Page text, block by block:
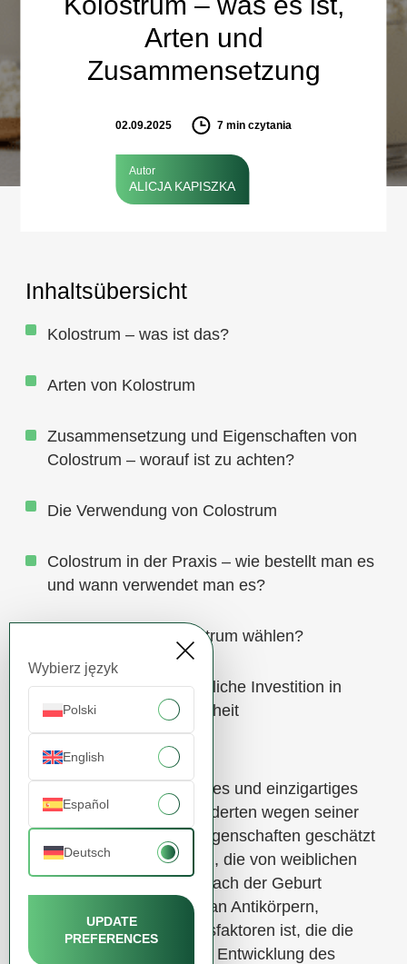
Wybierz język
Polski
English
Español
Deutsch
UPDATE
PREFERENCES
Arten und
Zusammensetzung
Autor
ALICJA KAPISZKA
02.09.2025 7 min czytania
Inhaltsübersicht
Kolostrum – was ist das?
Arten von Kolostrum
Zusammensetzung und Eigenschaften von
Colostrum – worauf ist zu achten?
Die Verwendung von Colostrum
Colostrum in der Praxis – wie bestellt man es
und wann verwendet man es?
Warum bovines Kolostrum wählen?
Colostrum – eine natürliche Investition in
Immunität und Gesundheit
Kolostrum
ist ein natürliches und einzigartiges
Produkt, das seit Jahrhunderten wegen seiner
gesundheitsfördernden Eigenschaften geschätzt
wird. Es ist die erste Milch, die von weiblichen
Säugetieren unmittelbar nach der Geburt
produziert wird und reich an Antikörpern,
Proteinen und Wachstumsfaktoren ist, die die
Immunität und die richtige Entwicklung des